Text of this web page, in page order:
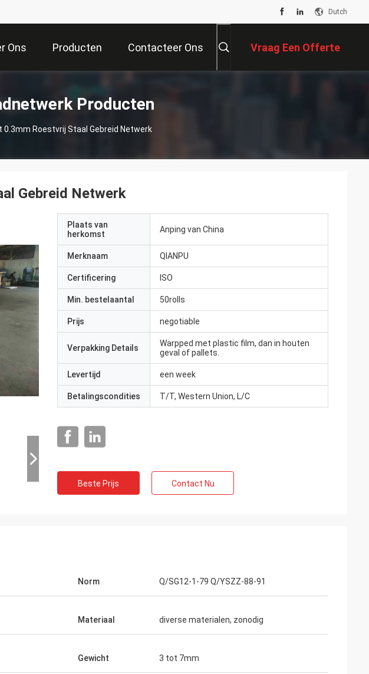
Dutch
Ons Producten Contacteer Ons Vraag Een Offerte
Producten
0.3mm Roestvrij Staal Gebreid Netwerk
Gebreid Netwerk
Plaats van
herkomst
Anping van China
Merknaam QIANPU
Certificering ISO
Min. bestelaantal 50rolls
Prijs negotiable
Verpakking Details
Warpped met plastic film, dan in houten
geval of pallets.
Levertijd een week
Betalingscondities T/T, Western Union, L/C
Beste Prijs Contact Nu
Norm Q/SG12-1-79 Q/YSZZ-88-91
Materiaal diverse materialen, zonodig
Gewicht 3 tot 7mm